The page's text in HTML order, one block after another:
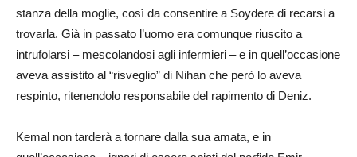
stanza della moglie, così da consentire a Soydere di recarsi a
trovarla. Già in passato l’uomo era comunque riuscito a
intrufolarsi – mescolandosi agli infermieri – e in quell’occasione
aveva assistito al “risveglio” di Nihan che però lo aveva
respinto, ritenendolo responsabile del rapimento di Deniz.
Kemal non tarderà a tornare dalla sua amata, e in